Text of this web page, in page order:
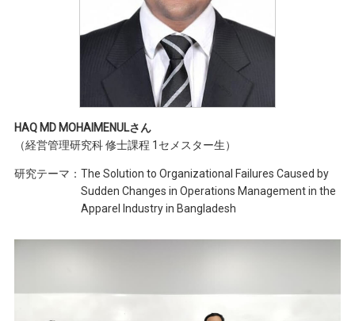
HAQ MD MOHAIMENULさん
（経営管理研究科 修士課程 1セメスター生）
研究テーマ： The Solution to Organizational Failures Caused by
Sudden Changes in Operations Management in the
Apparel Industry in Bangladesh